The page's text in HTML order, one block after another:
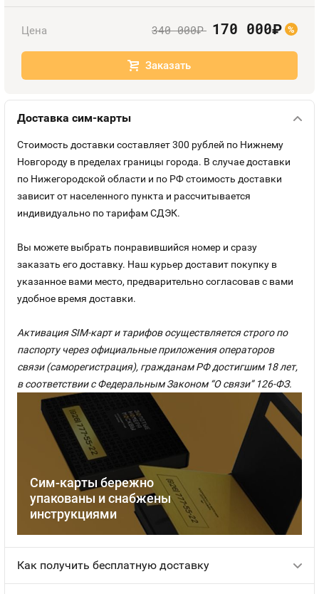
Номера
Контакты
Цена 340 000руб. 170 000руб. %
Заказать
Доставка сим-карты
Сим-карты бережно
упакованы и снабжены
инструкциями
Стоимость доставки составляет 300 рублей по Нижнему
Новгороду в пределах границы города. В случае доставки
по Нижегородской области и по РФ стоимость доставки
зависит от населенного пункта и рассчитывается
индивидуально по тарифам СДЭК.
Вы можете выбрать понравившийся номер и сразу
заказать его доставку. Наш курьер доставит покупку в
указанное вами место, предварительно согласовав с вами
удобное время доставки.
Активация SIM-карт и тарифов осуществляется строго по
паспорту через официальные приложения операторов
связи (саморегистрация), гражданам РФ достигшим 18 лет,
в соответствии с Федеральным Законом “О связи” 126-ФЗ.
Как получить бесплатную доставку